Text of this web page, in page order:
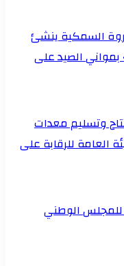
السمكية ينشئ
بمواني الصيد على
وتسليم معدات
العامة للرقابة على
للمجلس الوطني